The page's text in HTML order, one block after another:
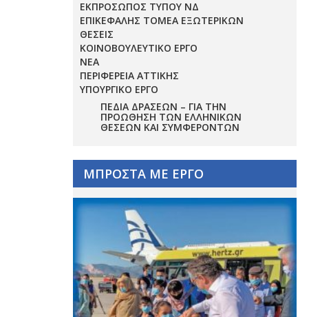
ΕΚΠΡΟΣΩΠΟΣ ΤΥΠΟΥ ΝΔ
ΕΠΙΚΕΦΑΛΗΣ ΤΟΜΕΑ ΕΞΩΤΕΡΙΚΩΝ
ΘΕΣΕΙΣ
ΚΟΙΝΟΒΟΥΛΕΥΤΙΚΟ ΕΡΓΟ
ΝΕΑ
ΠΕΡΙΦΕΡΕΙΑ ΑΤΤΙΚΗΣ
ΥΠΟΥΡΓΙΚΟ ΕΡΓΟ
ΠΕΔΊΑ ΔΡΆΣΕΩΝ – ΓΙΑ ΤΗΝ
ΠΡΟΏΘΗΣΗ ΤΩΝ ΕΛΛΗΝΙΚΏΝ
ΘΈΣΕΩΝ ΚΑΙ ΣΥΜΦΕΡΌΝΤΩΝ
ΜΠΡΟΣΤΑ ΜΕ ΕΡΓΟ